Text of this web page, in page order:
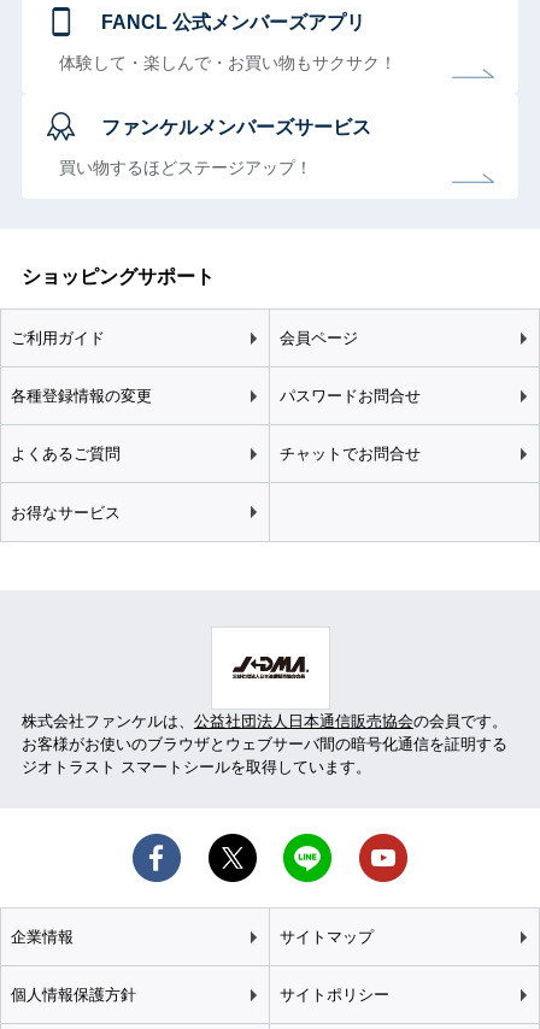
FANCL 公式メンバーズアプリ
体験して・楽しんで・お買い物もサクサク！
ファンケルメンバーズサービス
買い物するほどステージアップ！
ショッピングサポート
ご利用ガイド 会員ページ
各種登録情報の変更 パスワードお問合せ
よくあるご質問 チャットでお問合せ
お得なサービス
株式会社ファンケルは、 公益社団法人日本通信販売協会の会員です。
お客様がお使いのブラウザとウェブサーバ間の暗号化通信を証明する
ジオトラスト スマートシールを取得しています。
企業情報 サイトマップ
個人情報保護方針 サイトポリシー